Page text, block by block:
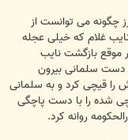
چگونه می توانست از
غلام که خیلی عجله
بازگشت نایب
دست سلمانی بیرون
را قیچی کرد و به سلمانی
شده را با دست پاچگی
روانه کرد.